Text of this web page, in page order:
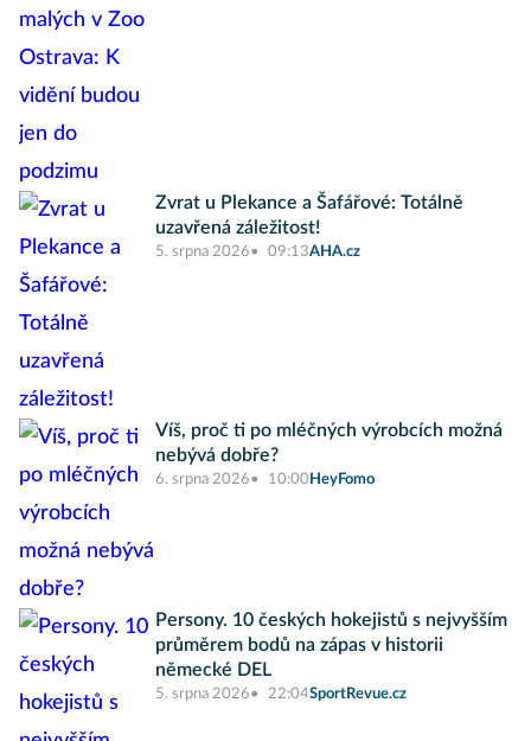
Zvrat u Plekance a Šafářové: Totálně
uzavřená záležitost!
5. srpna 2026 09:13AHA.cz
Víš, proč ti po mléčných výrobcích možná
nebývá dobře?
6. srpna 2026 10:00 HeyFomo
Persony. 10 českých hokejistů s nejvyšším
průměrem bodů na zápas v historii
německé DEL
5. srpna 2026 22:04SportRevue.cz